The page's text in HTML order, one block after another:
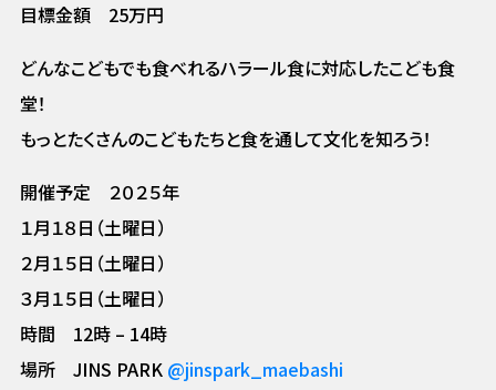
目標金額 25万円
どんなこどもでも食べれるハラール食に対応したこども食
堂！
もっとたくさんのこどもたちと食を通して文化を知ろう！
開催予定 ２０２５年
１月１８日（土曜日）
２月１５日（土曜日）
３月１５日（土曜日）
時間 12時 – 14時
場所 JINS PARK @jinspark_maebashi